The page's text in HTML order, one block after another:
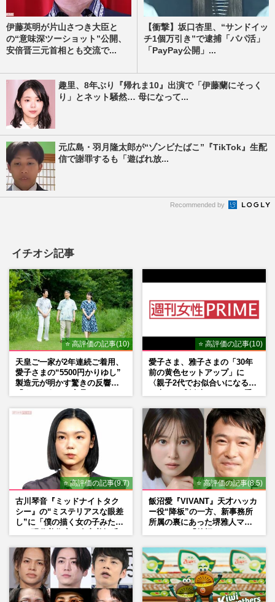
伊藤英明が片山さつき大臣と
の“意味深ツーショット”公開、
安倍晋三元首相とも交流で...
【衝撃】坂口杏里、“サンドイッ
チ1個万引き”で逮捕「パパ活」
「PayPay公開」...
趣里、8年ぶり『帰れま10』出演で「伊藤蘭にそっく
り」とネット騒然… 母になって...
元広島・羽月隆太郎が“ゾンビたばこ”『TikTok』生配
信で謝罪するも「遊ばれ放...
Recommended by
イチオシ記事
⭐ 高評価の記事(10)
天皇ご一家が2年連続ご着用、
愛子さまの“5500円かりゆし”
製造元が明かす驚きの反響
⭐ 高評価の記事(10)
愛子さま、雅子さまの「30年
前の黄色セットアップ」に
〈親子2代でお似合いになる〉
⭐ 高評価の記事(9.7)
古川琴音『ミッドナイトタク
シー』の“ミステリアスな眼差
し”に「僕の描く女の子みた
⭐ 高評価の記事(8.5)
飯沼愛『VIVANT』天才ハッカ
ー役“降板”の一方、新事務所
所属の裏にあった堺雅人マネ